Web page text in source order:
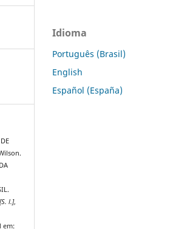
[S. l.],
em:
Idioma
Português (Brasil)
English
Español (España)